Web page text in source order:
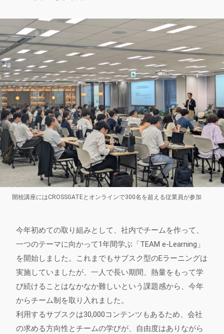
開校講座にはCROSSGATEとオンラインで300名を超える従業員が参加
今年初めての取り組みとして、社内でチームを作って、
一つのテーマに向かって1年間学ぶ「TEAM e-Learning」
を開始しました。これまでもサブスク型のEラーニングは
実施していましたが、一人で長い期間、熱量をもって学
び続けることはなかなか難しいという課題感から、今年
からチーム制を取り入れました。
利用するサブスクは30,000コンテンツもあるため、会社
の求める方向性とチームの学びが、自由度はありながら